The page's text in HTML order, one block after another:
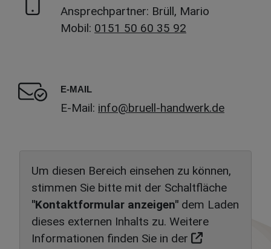
Ansprechpartner: Brüll, Mario
Mobil: 0151 50 60 35 92
E-MAIL
E-Mail: info@bruell-handwerk.de
Um diesen Bereich einsehen zu können,
stimmen Sie bitte mit der Schaltfläche
"Kontaktformular anzeigen" dem Laden
dieses externen Inhalts zu. Weitere
Informationen finden Sie in der